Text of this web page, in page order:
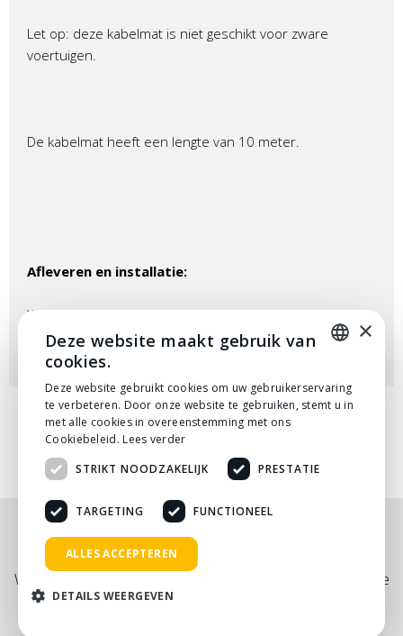
Let op: deze kabelmat is niet geschikt voor zware
voertuigen.
De kabelmat heeft een lengte van 10 meter.
Afleveren en installatie:
Wil je dat wij dit product komen brengen en weer retour
komen halen? Dat doen wij met alle liefde en plezier.
Informeer naar de mogelijkheden.
Nog niet helemaal gevonden wat je zocht? Bekijk
onzePDF prijslijst, of neem
Wij adviseren je graag via telefoon, mail of tijdens een kopje
DUTCH
×
Deze website maakt gebruik van
cookies.
Deze website gebruikt cookies om uw gebruikerservaring
te verbeteren. Door onze website te gebruiken, stemt u in
met alle cookies in overeenstemming met ons
Cookiebeleid. Lees verder
STRIKT NOODZAKELIJK
PRESTATIE
TARGETING FUNCTIONEEL
ALLES ACCEPTEREN
DETAILS WEERGEVEN